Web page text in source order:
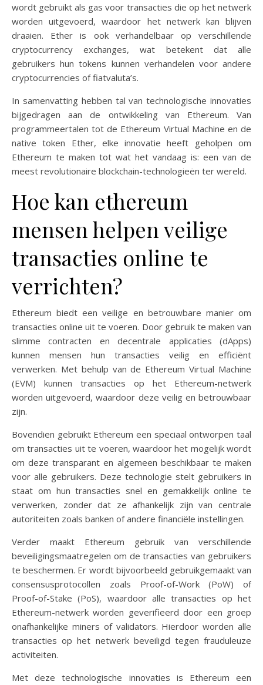
wordt gebruikt als gas voor transacties die op het netwerk
worden uitgevoerd, waardoor het netwerk kan blijven
draaien. Ether is ook verhandelbaar op verschillende
cryptocurrency exchanges, wat betekent dat alle
gebruikers hun tokens kunnen verhandelen voor andere
cryptocurrencies of fiatvaluta’s.
In samenvatting hebben tal van technologische innovaties
bijgedragen aan de ontwikkeling van Ethereum. Van
programmeertalen tot de Ethereum Virtual Machine en de
native token Ether, elke innovatie heeft geholpen om
Ethereum te maken tot wat het vandaag is: een van de
meest revolutionaire blockchain-technologieën ter wereld.
Hoe kan ethereum
mensen helpen veilige
transacties online te
verrichten?
Ethereum biedt een veilige en betrouwbare manier om
transacties online uit te voeren. Door gebruik te maken van
slimme contracten en decentrale applicaties (dApps)
kunnen mensen hun transacties veilig en efficiënt
verwerken. Met behulp van de Ethereum Virtual Machine
(EVM) kunnen transacties op het Ethereum-netwerk
worden uitgevoerd, waardoor deze veilig en betrouwbaar
zijn.
Bovendien gebruikt Ethereum een speciaal ontworpen taal
om transacties uit te voeren, waardoor het mogelijk wordt
om deze transparant en algemeen beschikbaar te maken
voor alle gebruikers. Deze technologie stelt gebruikers in
staat om hun transacties snel en gemakkelijk online te
verwerken, zonder dat ze afhankelijk zijn van centrale
autoriteiten zoals banken of andere financiële instellingen.
Verder maakt Ethereum gebruik van verschillende
beveiligingsmaatregelen om de transacties van gebruikers
te beschermen. Er wordt bijvoorbeeld gebruikgemaakt van
consensusprotocollen zoals Proof-of-Work (PoW) of
Proof-of-Stake (PoS), waardoor alle transacties op het
Ethereum-netwerk worden geverifieerd door een groep
onafhankelijke miners of validators. Hierdoor worden alle
transacties op het netwerk beveiligd tegen frauduleuze
activiteiten.
Met deze technologische innovaties is Ethereum een